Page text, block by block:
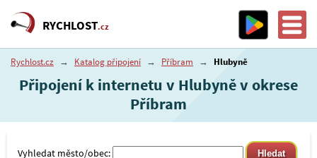
RYCHLOST.cz
Rychlost.cz → Katalog připojení → Příbram → Hlubyně
Připojení k internetu v Hlubyně v okrese
Příbram
Vyhledat město/obec: